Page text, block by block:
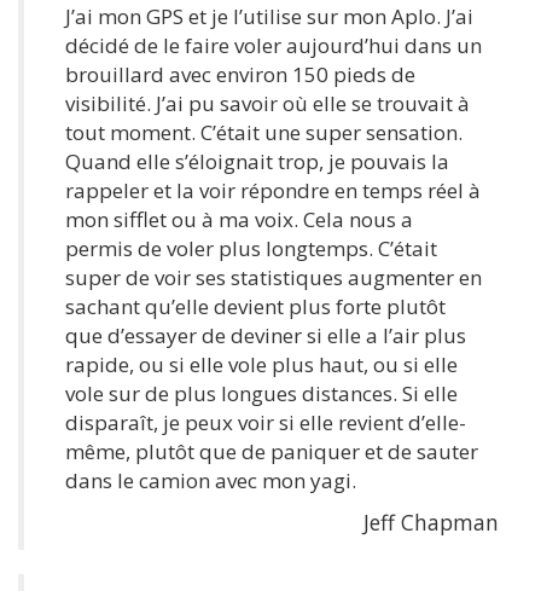
J’ai mon GPS et je l’utilise sur mon Aplo. J’ai
décidé de le faire voler aujourd’hui dans un
brouillard avec environ 150 pieds de
visibilité. J’ai pu savoir où elle se trouvait à
tout moment. C’était une super sensation.
Quand elle s’éloignait trop, je pouvais la
rappeler et la voir répondre en temps réel à
mon sifflet ou à ma voix. Cela nous a
permis de voler plus longtemps. C’était
super de voir ses statistiques augmenter en
sachant qu’elle devient plus forte plutôt
que d’essayer de deviner si elle a l’air plus
rapide, ou si elle vole plus haut, ou si elle
vole sur de plus longues distances. Si elle
disparaît, je peux voir si elle revient d’elle-
même, plutôt que de paniquer et de sauter
dans le camion avec mon yagi.
Jeff Chapman